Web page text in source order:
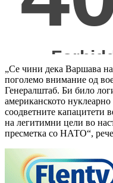
„Се чини дека Варшава
поголемо внимание од
Генералштаб. Би било
американското
соодветните капацитети
на легитимни цели во
пресметка со НАТО“,